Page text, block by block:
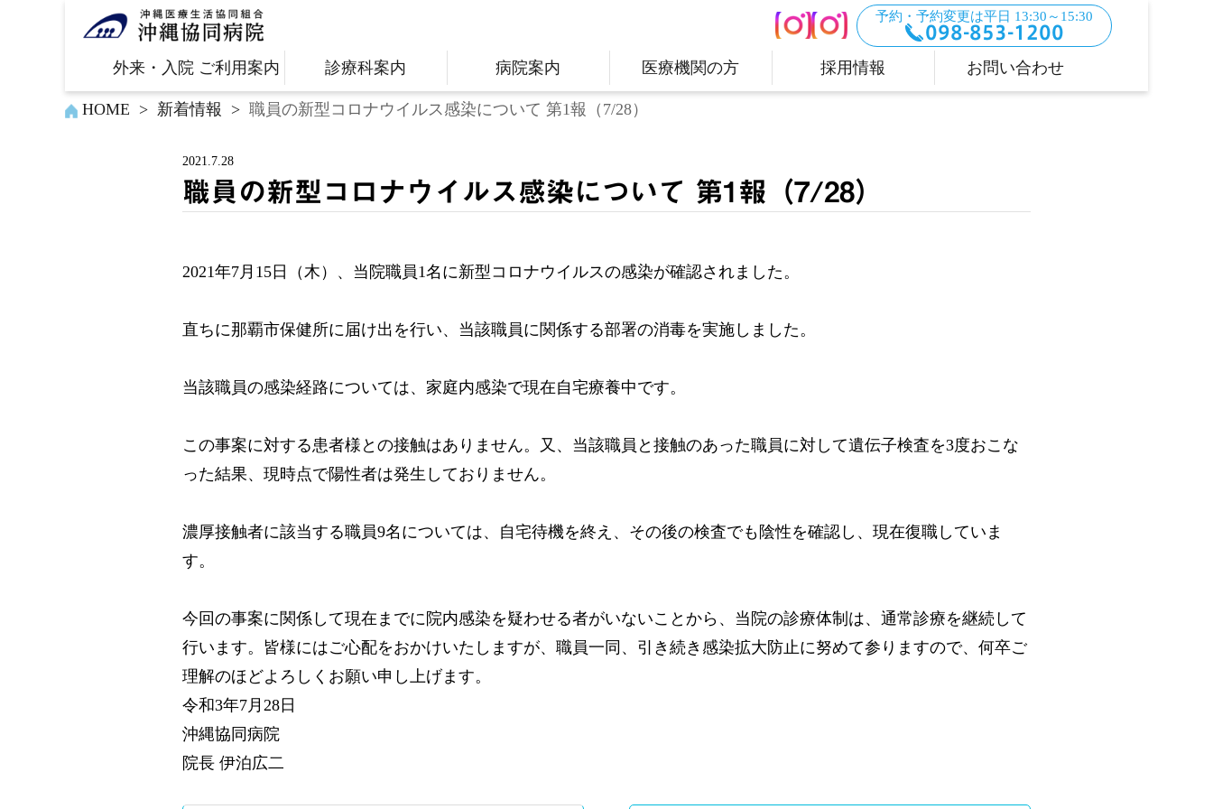
予約・予約変更は平日 13:30～15:30
098-853-1200
外来・入院 ご利用案内
診療科案内 病院案内 医療機関の方 採用情報 お問い合わせ
HOME > 新着情報 > 職員の新型コロナウイルス感染について 第1報（7/28）
2021.7.28
職員の新型コロナウイルス感染について 第1報（7/28）
2021年7月15日（木）、当院職員1名に新型コロナウイルスの感染が確認されました。
直ちに那覇市保健所に届け出を行い、当該職員に関係する部署の消毒を実施しました。
当該職員の感染経路については、家庭内感染で現在自宅療養中です。
この事案に対する患者様との接触はありません。又、当該職員と接触のあった職員に対して遺伝子検査を3度おこな
った結果、現時点で陽性者は発生しておりません。
濃厚接触者に該当する職員9名については、自宅待機を終え、その後の検査でも陰性を確認し、現在復職していま
す。
今回の事案に関係して現在までに院内感染を疑わせる者がいないことから、当院の診療体制は、通常診療を継続して
行います。皆様にはご心配をおかけいたしますが、職員一同、引き続き感染拡大防止に努めて参りますので、何卒ご
理解のほどよろしくお願い申し上げます。
令和3年7月28日
沖縄協同病院
院長 伊泊広二